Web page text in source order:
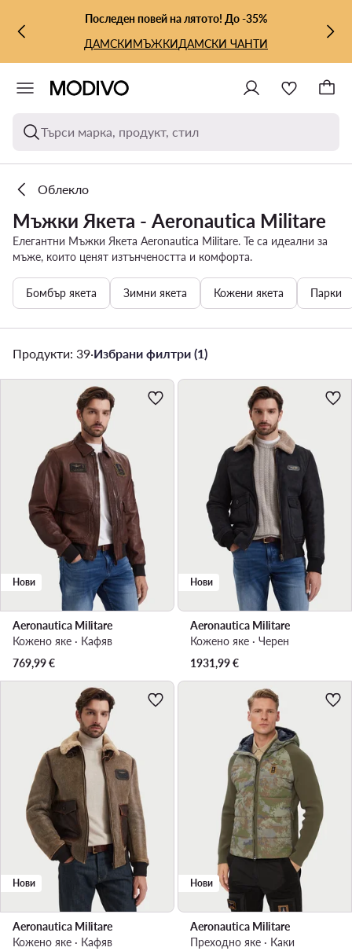
КЪМ ОСНОВНОТО СЪДЪРЖАНИЕ
КЪМ ТЪРСЕНЕПоследен повей на лятото! До -35%
ДАМСКИМЪЖКИДАМСКИ ЧАНТИ
Търси марка, продукт, стил
Облекло
Мъжки Якета - Aeronautica Militare
Елегантни Мъжки Якета Aeronautica Militare. Те са идеални за
мъже, които ценят изтънчеността и комфорта.
Бомбър якета Зимни якета Кожени якета Парки
Продукти: 39·Избрани филтри (1)
Нови
Aeronautica Militare
Кожено яке · Кафяв
769,99€
Нови
Aeronautica Militare
Кожено яке · Черен
1931,99€
Нови
Aeronautica Militare
Кожено яке · Кафяв
Нови
Aeronautica Militare
Преходно яке · Каки